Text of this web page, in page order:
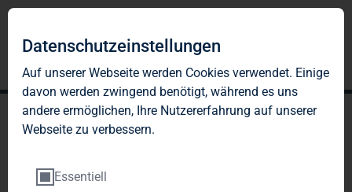
Datenschutzeinstellungen
Auf unserer Webseite werden Cookies verwendet. Einige
davon werden zwingend benötigt, während es uns
andere ermöglichen, Ihre Nutzererfahrung auf unserer
Webseite zu verbessern.
Essentiell